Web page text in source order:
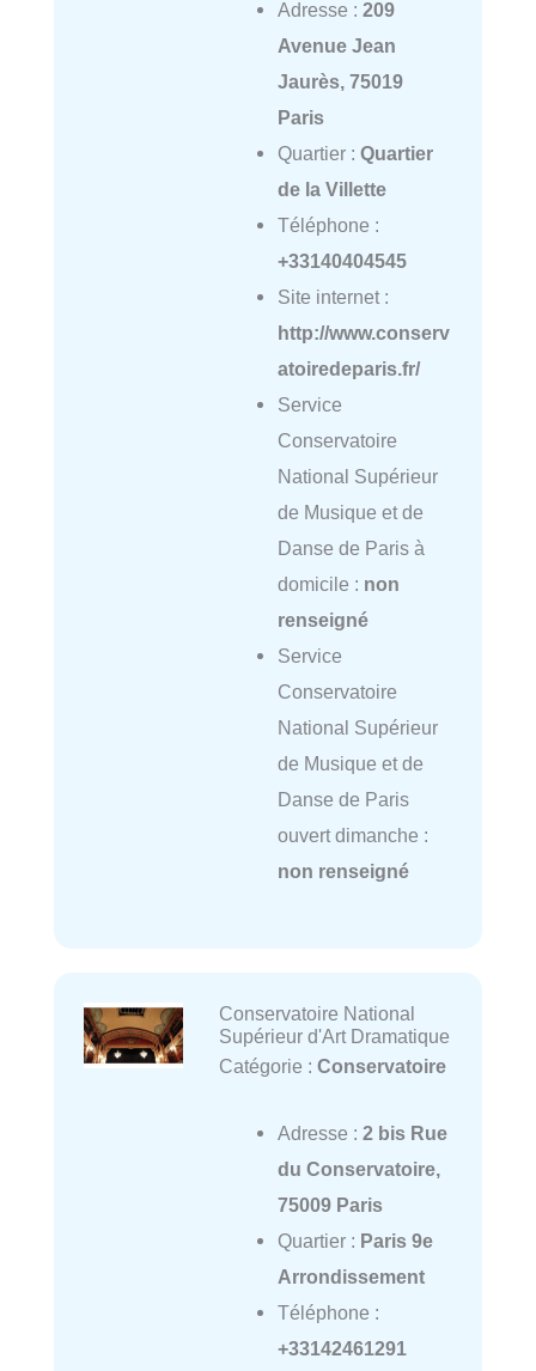
Adresse : 209
Avenue Jean
Jaurès, 75019
Paris
Quartier : Quartier
de la Villette
Téléphone :
+33140404545
Site internet :
http://www.conserv
atoiredeparis.fr/
Service
Conservatoire
National Supérieur
de Musique et de
Danse de Paris à
domicile : non
renseigné
Service
Conservatoire
National Supérieur
de Musique et de
Danse de Paris
ouvert dimanche :
non renseigné
Conservatoire National
Supérieur d'Art Dramatique
Catégorie : Conservatoire
Adresse : 2 bis Rue
du Conservatoire,
75009 Paris
Quartier : Paris 9e
Arrondissement
Téléphone :
+33142461291